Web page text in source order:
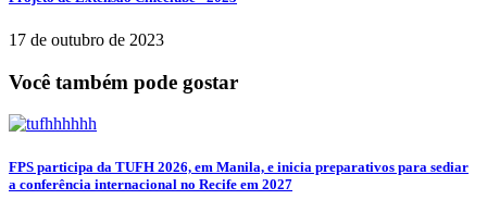
17 de outubro de 2023
Você também pode gostar
FPS participa da TUFH 2026, em Manila, e inicia preparativos para sediar
a conferência internacional no Recife em 2027